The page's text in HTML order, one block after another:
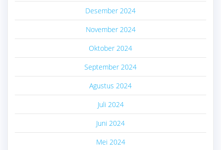
Desember 2024
November 2024
Oktober 2024
September 2024
Agustus 2024
Juli 2024
Juni 2024
Mei 2024